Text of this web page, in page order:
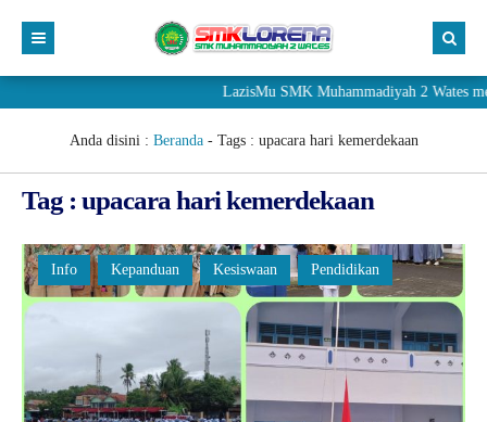
LazisMu SMK Muhammadiyah 2 Wates
Anda disini : Beranda- Tags : upacara hari kemerdekaan
Tag : upacara hari kemerdekaan
Info Kepanduan Kesiswaan Pendidikan